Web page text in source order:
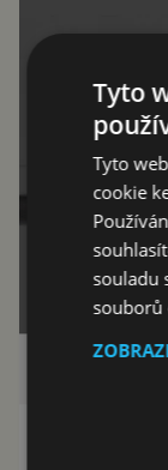
Tyto
Tyto
cookie
souladu